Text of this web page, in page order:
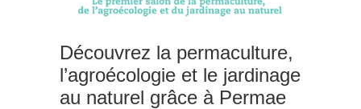
Découvrez la permaculture,
l’agroécologie et le jardinage
au naturel grâce à Permae